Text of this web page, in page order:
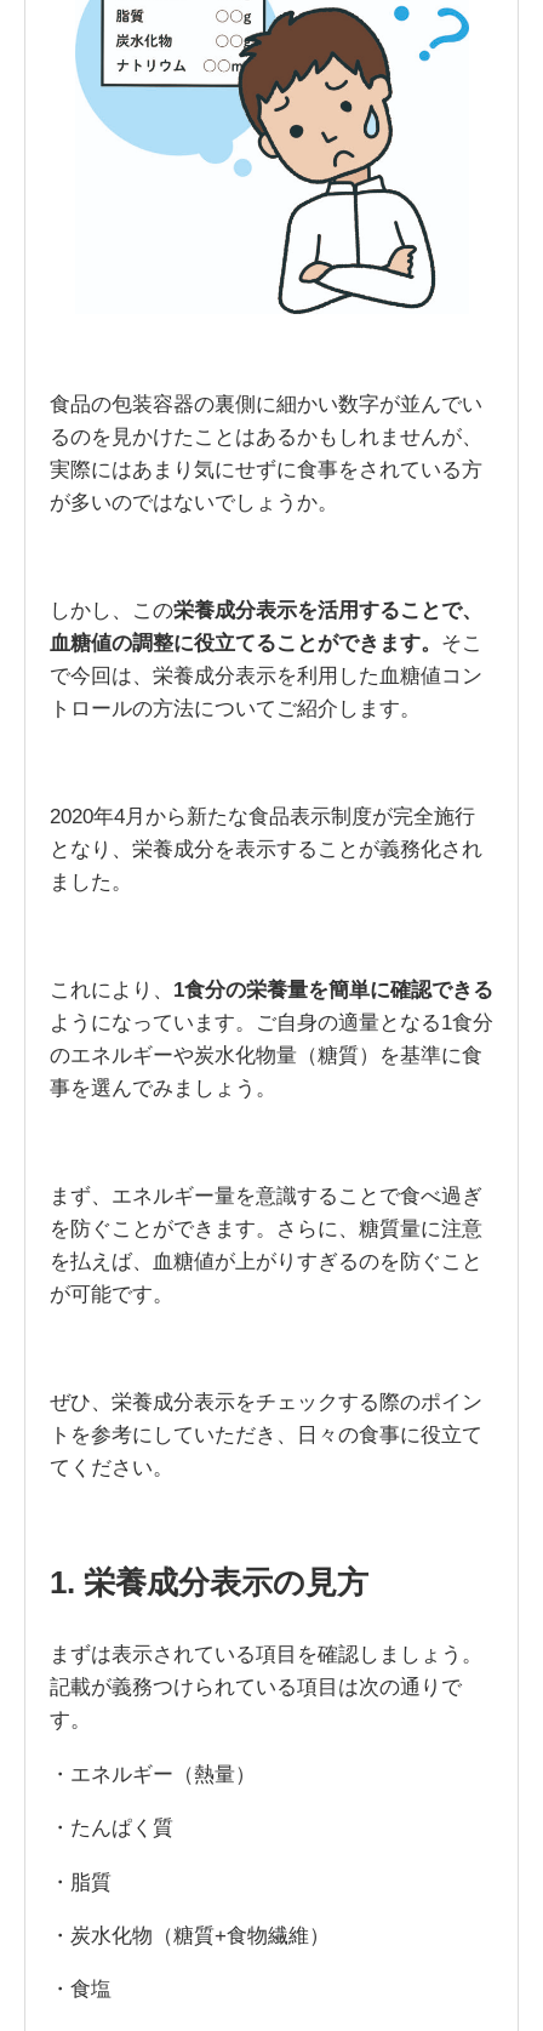
食品の包装容器の裏側に細かい数字が並んでい
るのを見かけたことはあるかもしれませんが、
実際にはあまり気にせずに食事をされている方
が多いのではないでしょうか。
しかし、この栄養成分表示を活用することで、
血糖値の調整に役立てることができます。 そこ
で今回は、栄養成分表示を利用した血糖値コン
トロールの方法についてご紹介します。
2020年4月から新たな食品表示制度が完全施行
となり、栄養成分を表示することが義務化され
ました。
これにより、 1食分の栄養量を簡単に確認できる
ようになっています。ご自身の適量となる1食分
のエネルギーや炭水化物量（糖質）を基準に食
事を選んでみましょう。
まず、エネルギー量を意識することで食べ過ぎ
を防ぐことができます。さらに、糖質量に注意
を払えば、血糖値が上がりすぎるのを防ぐこと
が可能です。
ぜひ、栄養成分表示をチェックする際のポイン
トを参考にしていただき、日々の食事に役立て
てください。
1. 栄養成分表示の見方
まずは表示されている項目を確認しましょう。
記載が義務つけられている項目は次の通りで
す。
・エネルギー（熱量）
・たんぱく質
・脂質
・炭水化物（糖質+食物繊維）
・食塩